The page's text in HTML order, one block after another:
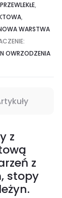
,
,
WARSTWA
OWRZODZENIA
z
z
stopy